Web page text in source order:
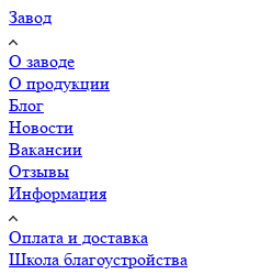
Завод
О заводе
О продукции
Блог
Новости
Вакансии
Отзывы
Информация
Оплата и доставка
Школа благоустройства